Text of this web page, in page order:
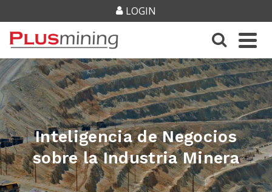
LOGIN
Inteligencia de Negocios
sobre la Industria Minera